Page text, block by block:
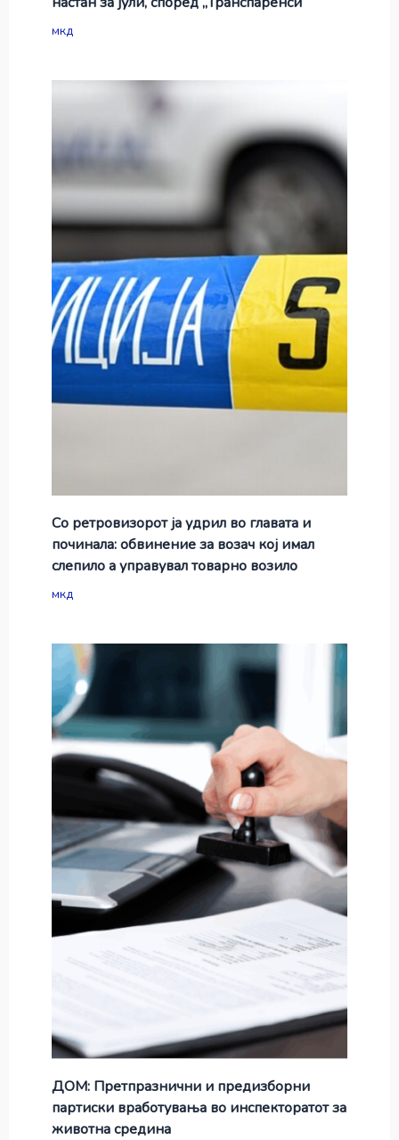
мкд
Со ретровизорот ја удрил во главата и
починала: обвинение за возач кој имал
слепило а управувал товарно возило
мкд
ДОМ: Претпразнични и предизборни
партиски вработувања во инспекторатот за
животна средина